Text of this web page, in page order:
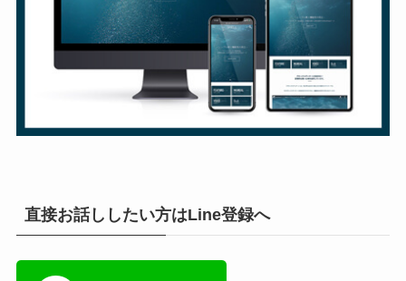
直接お話ししたい方はLine登録へ